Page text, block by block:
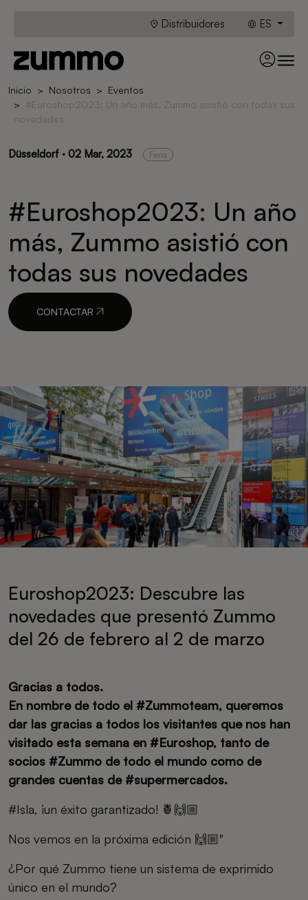
Distribuidores ES
Inicio Nosotros
Eventos
#Euroshop2023: Un año más, Zummo asistió con todas sus
novedades
Düsseldorf · 02 Mar, 2023 Feria
#Euroshop2023: Un año
más, Zummo asistió con
todas sus novedades
CONTACTAR
Euroshop2023: Descubre las
novedades que presentó Zummo
del 26 de febrero al 2 de marzo
Gracias a todos.
En nombre de todo el #Zummoteam, queremos
dar las gracias a todos los visitantes que nos han
visitado esta semana en #Euroshop, tanto de
socios #Zummo de todo el mundo como de
grandes cuentas de #supermercados.
#Isla, ¡un éxito garantizado! 🍍🙌🏼
Nos vemos en la próxima edición 🙌🏼"
¿Por qué Zummo tiene un sistema de exprimido
único en el mundo?